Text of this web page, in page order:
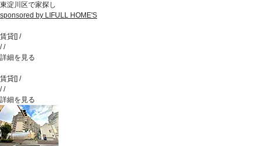
東淀川区で家探し
sponsored by LIFULL HOME'S
賃貸[] /
//
詳細を見る
賃貸[] /
//
詳細を見る